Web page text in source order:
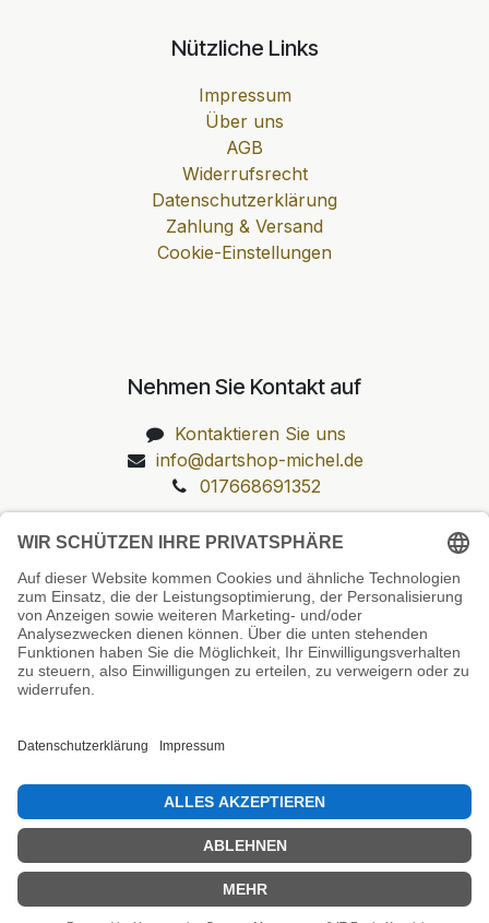
Nützliche Links
Impressum
Über uns
AGB
Widerrufsrecht
Datenschutzerklärung
Zahlung & Versand
Cookie-Einstellungen
Nehmen Sie Kontakt auf
Kontaktieren Sie uns
info@dartshop-michel.de
017668691352
Unsere Prüfsiegel